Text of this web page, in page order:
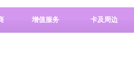
增值服务 卡及周边